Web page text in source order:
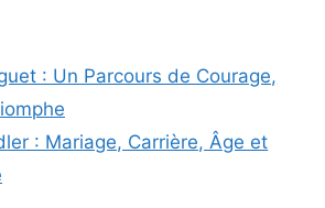
: Un Parcours de Courage,
: Mariage, Carrière, Âge et